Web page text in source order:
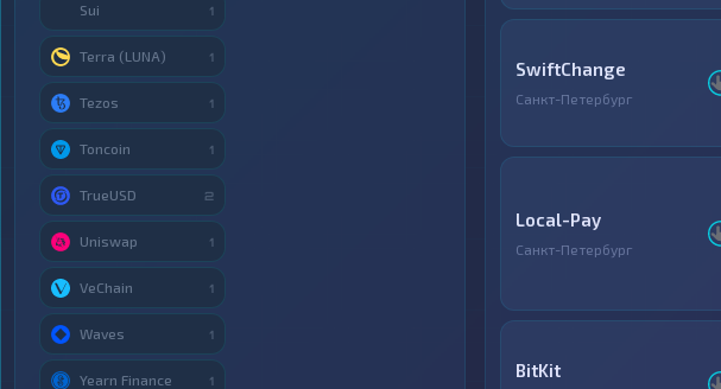
SwiftChange
Санкт-Петербург
Local-Pay
Санкт-Петербург
BitKit
Sui 1
Terra (LUNA) 1
Tezos 1
Toncoin 1
TrueUSD 2
Uniswap 1
VeChain 1
Waves 1
Yearn Finance 1